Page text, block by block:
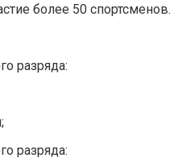
более 50 спортсменов.
разряда:
разряда: